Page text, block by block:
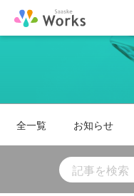
全一覧 お知らせ